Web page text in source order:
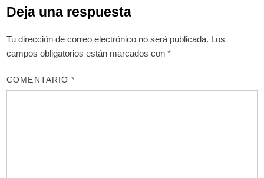
Deja una respuesta
Tu dirección de correo electrónico no será publicada. Los
campos obligatorios están marcados con*
COMENTARIO*